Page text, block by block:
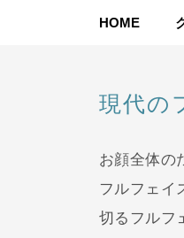
HOME
現代の
お顔全体の
フルフェイ
切るフルフ